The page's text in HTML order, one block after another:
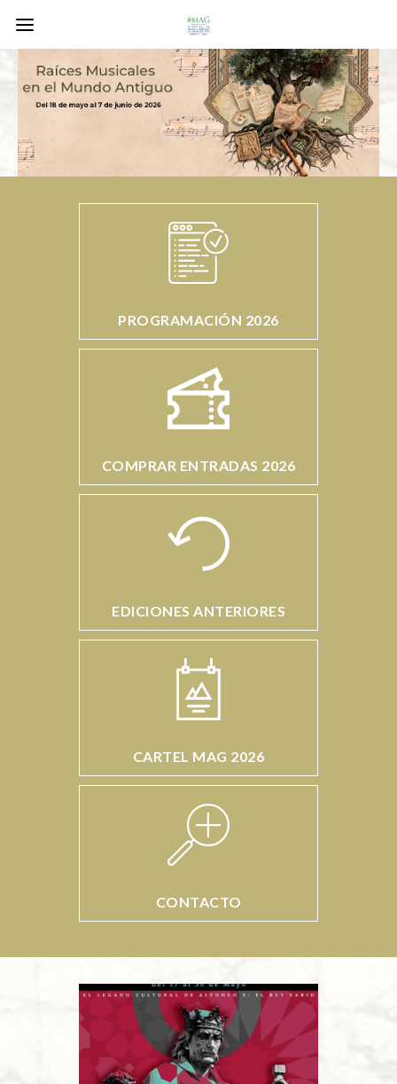
PROGRAMACIÓN 2026
COMPRAR ENTRADAS 2026
EDICIONES ANTERIORES
CARTEL MAG 2026
CONTACTO